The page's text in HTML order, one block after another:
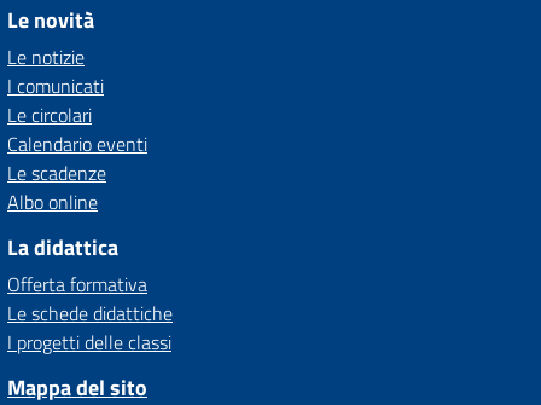
Le novità
Le notizie
I comunicati
Le circolari
Calendario eventi
Le scadenze
Albo online
La didattica
Offerta formativa
Le schede didattiche
I progetti delle classi
Mappa del sito